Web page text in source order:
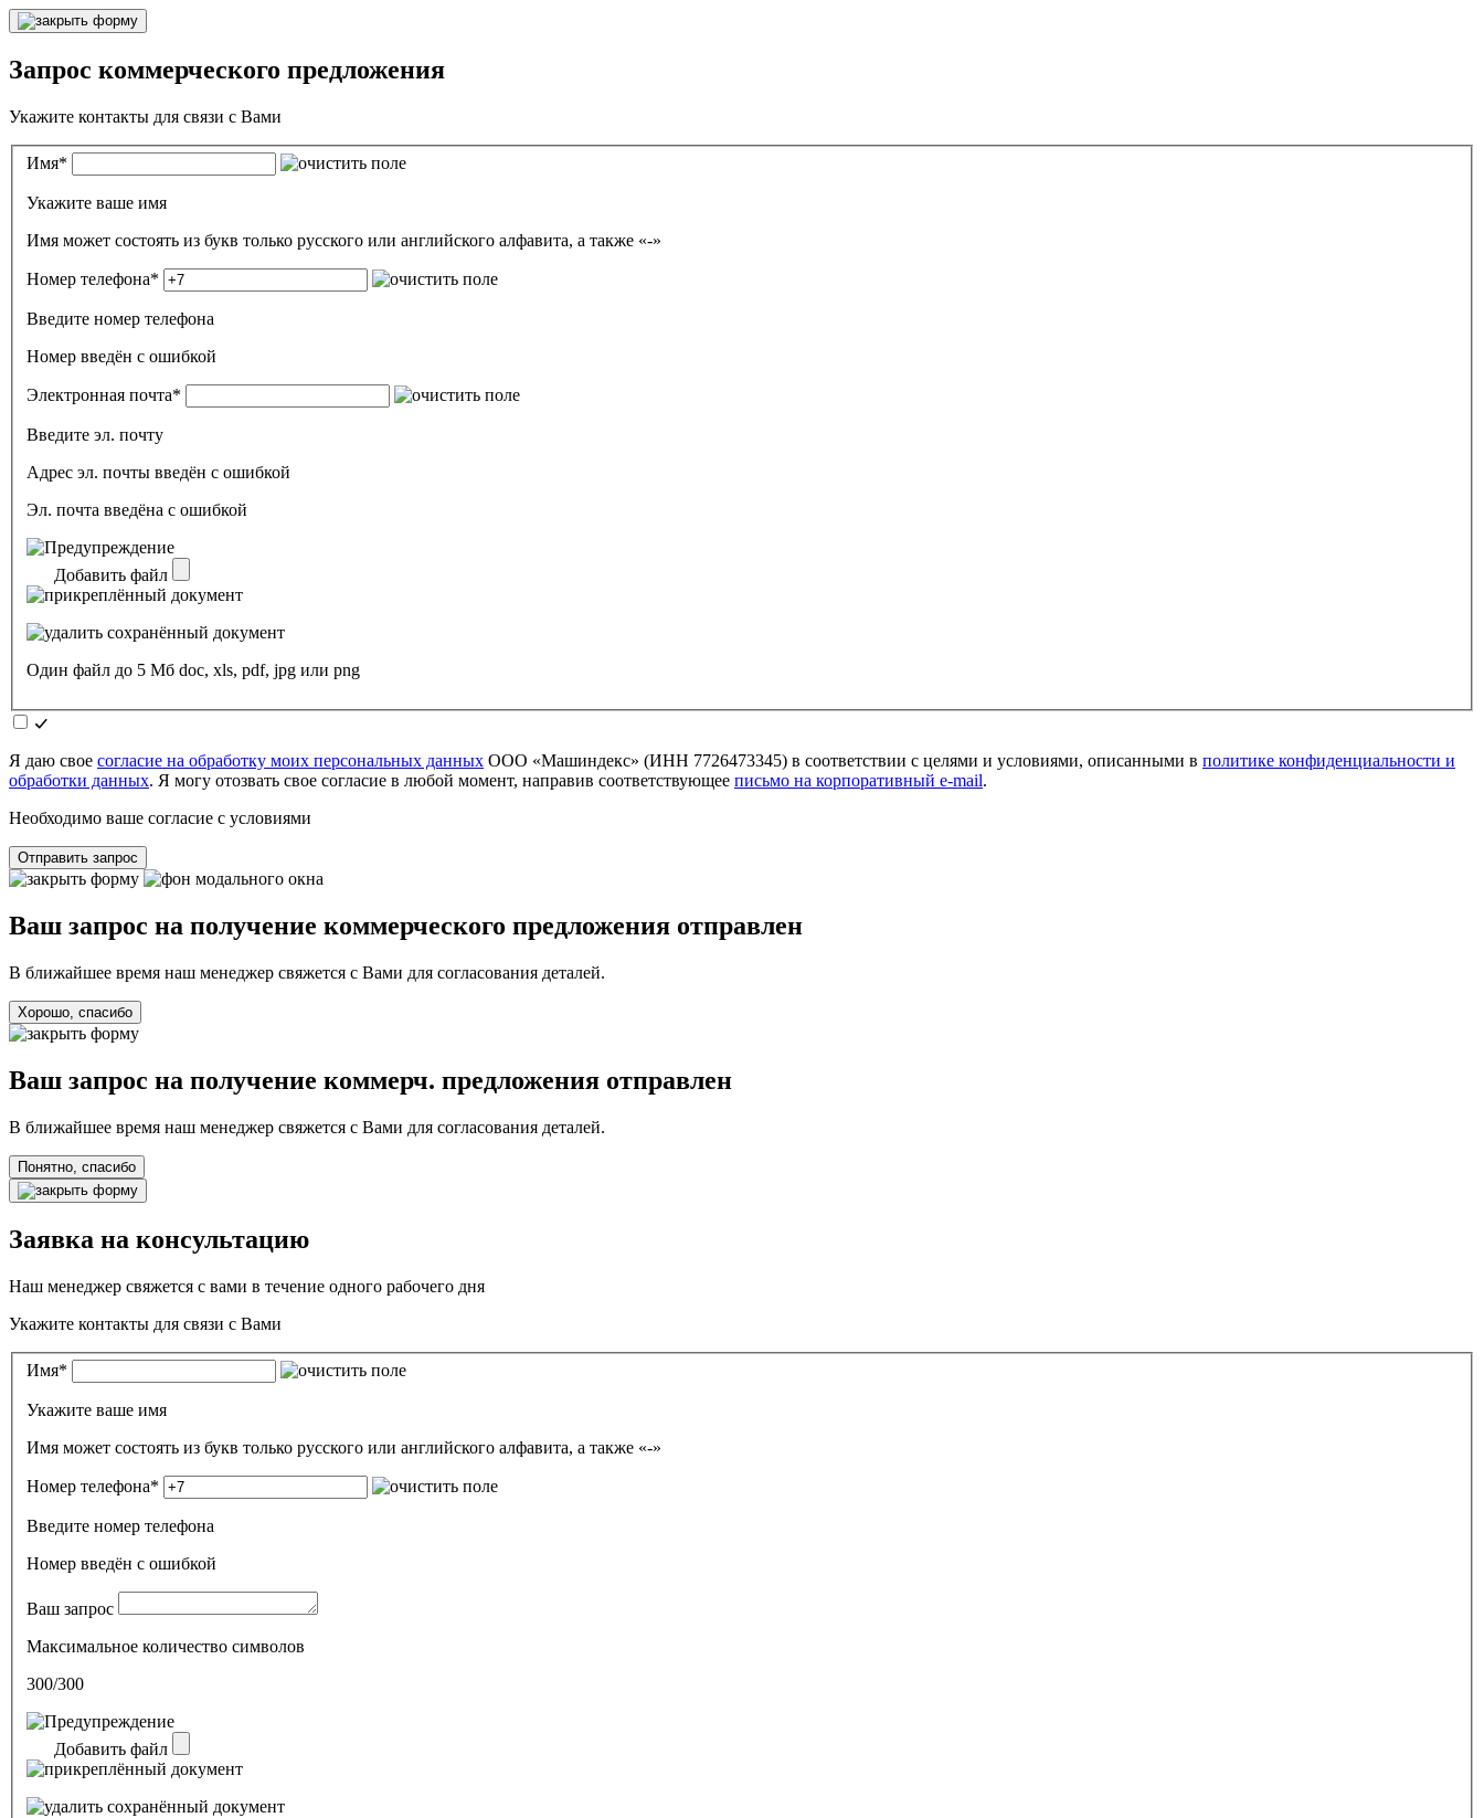
Запрос коммерческого предложения
Укажите контакты для связи с Вами
Имя*
Укажите ваше имя
Имя может состоять из букв только русского или английского алфавита, а также «-»
Номер телефона*
Введите номер телефона
Номер введён c ошибкой
Электронная почта*
Введите эл. почту
Адрес эл. почты введён с ошибкой
Эл. почта введёна с ошибкой
Добавить файл
Один файл до 5 Мб doc, xls, pdf, jpg или png
Я даю свое согласие на обработку моих персональных данных ООО «Машиндекс» (ИНН 7726473345) в соответствии с целями и условиями, описанными в политике конфиденциальности и
обработки данных. Я могу отозвать свое согласие в любой момент, направив соответствующее письмо на корпоративный e-mail.
Необходимо ваше согласие с условиями
Отправить запрос
Ваш запрос на получение коммерческого предложения отправлен
В ближайшее время наш менеджер свяжется с Вами для согласования деталей.
Хорошо, спасибо
Ваш запрос на получение коммерч. предложения отправлен
В ближайшее время наш менеджер свяжется с Вами для согласования деталей.
Понятно, спасибо
Заявка на консультацию
Наш менеджер свяжется с вами в течение одного рабочего дня
Укажите контакты для связи с Вами
Имя*
Укажите ваше имя
Имя может состоять из букв только русского или английского алфавита, а также «-»
Номер телефона*
Введите номер телефона
Номер введён c ошибкой
Ваш запрос
Максимальное количество символов
300/300
Добавить файл